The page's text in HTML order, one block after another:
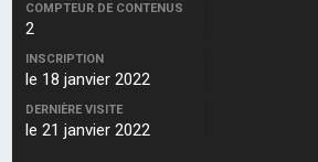
COMPTEUR DE CONTENUS
2
INSCRIPTION
le 18 janvier 2022
DERNIÈRE VISITE
le 21 janvier 2022